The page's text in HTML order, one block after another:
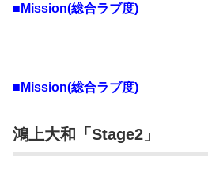
■Mission(総合ラブ度)
■Mission(総合ラブ度)
鴻上大和「Stage2」